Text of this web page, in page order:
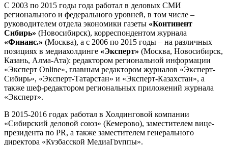
С 2003 по 2015 годы года работал в деловых СМИ
регионального и федерального уровней, в том числе –
руководителем отдела экономики газеты «Континент
Сибирь» (Новосибирск), корреспондентом журнала
«Финанс.» (Москва), а с 2006 по 2015 годы – на различных
позициях в медиахолдинге «Эксперт» (Москва, Новосибирск,
Казань, Алма-Ата): редактором региональной информации
«Эксперт Online», главным редактором журналов «Эксперт-
Сибирь», «Эксперт-Татарстан» и «Эксперт-Казахстан», а
также шеф-редактором региональных приложений журнала
«Эксперт».
В 2015-2016 годах работал в Холдинговой компании
«Сибирский деловой союз» (Кемерово), заместителем вице-
президента по PR, а также заместителем генерального
директора «Кузбасской МедиаГруппы».